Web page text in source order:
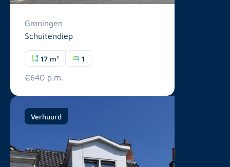
Groningen
Schuitendiep
17 m² 1
€640 p.m.
Verhuurd